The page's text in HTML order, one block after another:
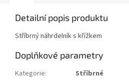
Detailní popis produktu
Stříbrný náhrdelník s křížkem
Doplňkové parametry
Kategorie:
Stříbrné